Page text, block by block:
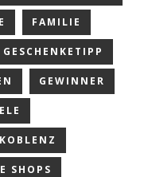
FAMILIE
GESCHENKETIPP
GEWINNER
KOBLENZ
SHOPS